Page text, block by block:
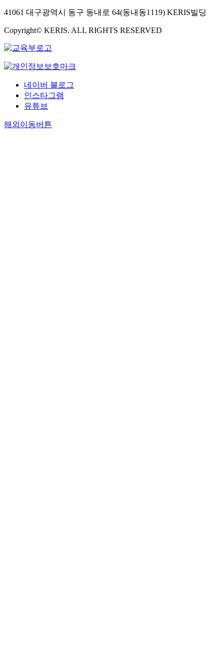
41061 대구광역시 동구 동내로 64(동내동1119) KERIS빌딩
Copyright© KERIS. ALL RIGHTS RESERVED
네이버 블로그
인스타그램
유튜브
해외이동버튼